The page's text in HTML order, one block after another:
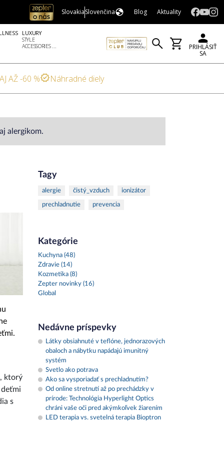
SlovakiaSlovenčina Blog Aktuality
LUXURY
STYLE
ACCESSORIES ...
PRIHLÁSIŤ
SA
AŽ -60 % Náhradné diely
alergikom.
ktorý
s
Tagy
alergie čistý_vzduch ionizátor
prechladnutie prevencia
Kategórie
Kuchyna (48)
Zdravie (14)
Kozmetika (8)
Zepter novinky (16)
Global
Nedávne príspevky
Látky obsiahnuté v teflóne, jednorazových
obaloch a nábytku napádajú imunitný
systém
Svetlo ako potrava
Ako sa vysporiadať s prechladnutím?
Od online stretnutí až po prechádzky v
prírode: Technológia Hyperlight Optics
chráni vaše oči pred akýmkoľvek žiarením
LED terapia vs. svetelná terapia Bioptron